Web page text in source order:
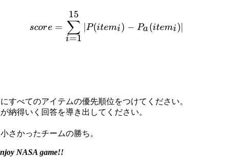
score =
i=1
∑
15
∣ P(itemi) − Pa(itemi)∣
すべてのアイテムの優先順位をつけてください。
納得いく回答を導き出してください。
さかったチームの勝ち。
NASA game!!